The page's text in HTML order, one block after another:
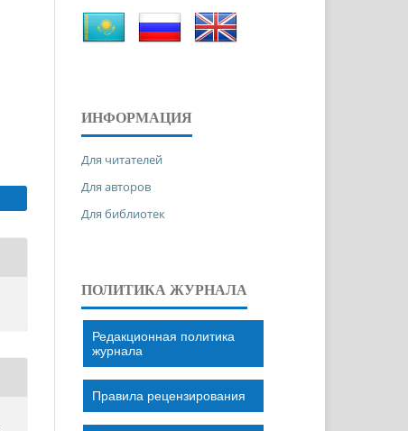
ИНФОРМАЦИЯ
Для читателей
Для авторов
Для библиотек
ПОЛИТИКА ЖУРНАЛА
Редакционная политика
журнала
Правила рецензирования